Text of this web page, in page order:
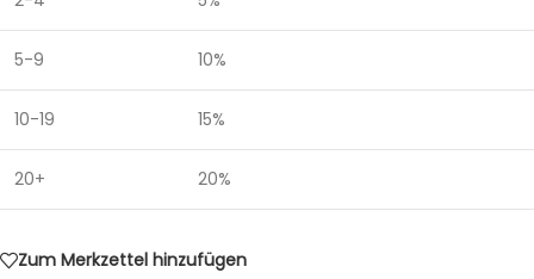
5-9 10%
10-19 15%
20+ 20%
Zum Merkzettel hinzufügen